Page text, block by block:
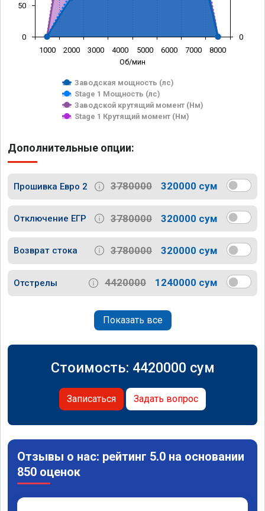
Об/мин
Заводская мощность (лс)
Stage 1 Мощность (лс)
Заводской крутящий момент (Нм)
Stage 1 Крутящий момент (Нм)
1000 2000 3000 4000 5000 6000 7000 8000
0
50
0
Дополнительные опции:
Прошивка Евро 2 3780000 320000 сум
Отключение ЕГР 3780000 320000 сум
Возврат стока 3780000 320000 сум
Отстрелы 4420000 1240000 сум
Показать все
Стоимость: 4420000 сум
Записаться Задать вопрос
Отзывы о нас: рейтинг 5.0 на основании
850 оценок